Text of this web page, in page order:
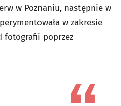
w Poznaniu, następnie w
w zakresie
fotografii poprzez